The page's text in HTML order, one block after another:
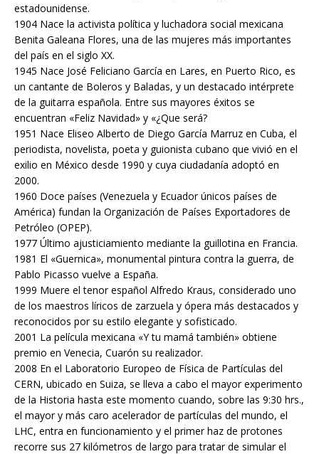
estadounidense.
1904 Nace la activista política y luchadora social mexicana
Benita Galeana Flores, una de las mujeres más importantes
del país en el siglo XX.
1945 Nace José Feliciano García en Lares, en Puerto Rico, es
un cantante de Boleros y Baladas, y un destacado intérprete
de la guitarra española. Entre sus mayores éxitos se
encuentran «Feliz Navidad» y «¿Que será?
1951 Nace Eliseo Alberto de Diego García Marruz en Cuba, el
periodista, novelista, poeta y guionista cubano que vivió en el
exilio en México desde 1990 y cuya ciudadanía adoptó en
2000.
1960 Doce países (Venezuela y Ecuador únicos países de
América) fundan la Organización de Países Exportadores de
Petróleo (OPEP).
1977 Último ajusticiamiento mediante la guillotina en Francia.
1981 El «Guernica», monumental pintura contra la guerra, de
Pablo Picasso vuelve a España.
1999 Muere el tenor español Alfredo Kraus, considerado uno
de los maestros líricos de zarzuela y ópera más destacados y
reconocidos por su estilo elegante y sofisticado.
2001 La película mexicana «Y tu mamá también» obtiene
premio en Venecia, Cuarón su realizador.
2008 En el Laboratorio Europeo de Física de Partículas del
CERN, ubicado en Suiza, se lleva a cabo el mayor experimento
de la Historia hasta este momento cuando, sobre las 9:30 hrs.,
el mayor y más caro acelerador de partículas del mundo, el
LHC, entra en funcionamiento y el primer haz de protones
recorre sus 27 kilómetros de largo para tratar de simular el